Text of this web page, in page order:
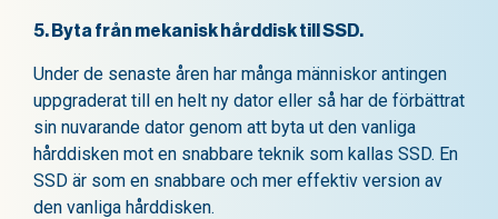
5. Byta från mekanisk hårddisk till SSD.
Under de senaste åren har många människor antingen
uppgraderat till en helt ny dator eller så har de förbättrat
sin nuvarande dator genom att byta ut den vanliga
hårddisken mot en snabbare teknik som kallas SSD. En
SSD är som en snabbare och mer effektiv version av
den vanliga hårddisken.